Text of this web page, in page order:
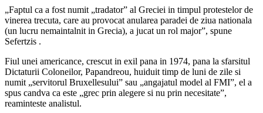
„Faptul ca a fost numit „tradator” al Greciei in timpul protestelor de
vinerea trecuta, care au provocat anularea paradei de ziua nationala
(un lucru nemaintalnit in Grecia), a jucat un rol major”, spune
Sefertzis .
Fiul unei americance, crescut in exil pana in 1974, pana la sfarsitul
Dictaturii Coloneilor, Papandreou, huiduit timp de luni de zile si
numit „servitorul Bruxellesului” sau „angajatul model al FMI”, el a
spus candva ca este „grec prin alegere si nu prin necesitate”,
reaminteste analistul.